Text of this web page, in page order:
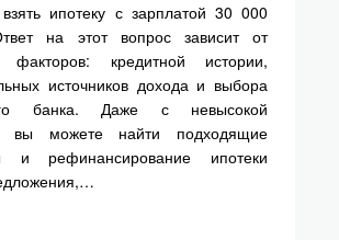
ипотеку с зарплатой 30 000
на этот вопрос зависит от
факторов: кредитной истории,
источников дохода и выбора
банка. Даже с невысокой
вы можете найти подходящие
и рефинансирование ипотеки